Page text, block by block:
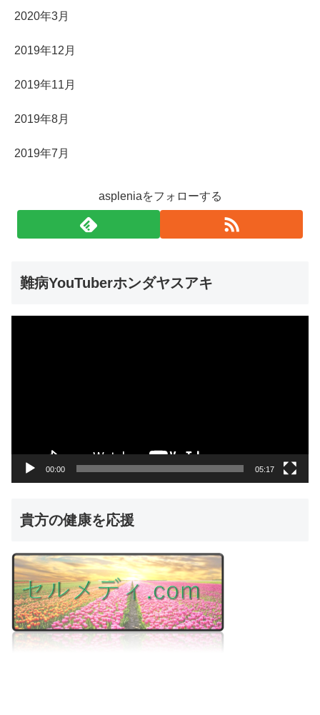
2020年3月
2019年12月
2019年11月
2019年8月
2019年7月
aspleniaをフォローする
難病YouTuberホンダヤスアキ
00:00 05:17
貴方の健康を応援